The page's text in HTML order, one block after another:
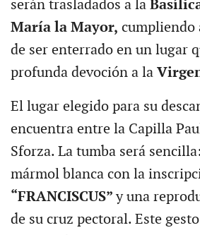
serán trasladados a la
María la Mayor, cumpliendo
de ser enterrado en un lugar
profunda devoción a la
El lugar elegido para su
encuentra entre la Capilla
Sforza. La tumba será
mármol blanca con la
“FRANCISCUS”y una
de su cruz pectoral. Este